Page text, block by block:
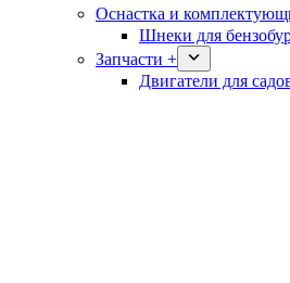
Оснастка и
Шнеки для
Запчасти +
Двигатели для